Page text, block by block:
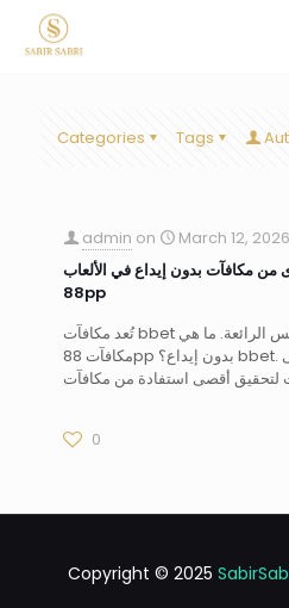
Categories Tags
admin on
March 12, 2026
من مكافآت بدون إيداع في الألعاب
88pp
تُعد مكافآت bbet وغيرها من أنواع السلوتس الرائعة. ما هي
مكافآت 88pp بدون إيداع؟ bbet. استراتيجيات لتحقيق أقصى
لتحقيق أقصى استفادة من مكافآت
0
Copyright © 2025